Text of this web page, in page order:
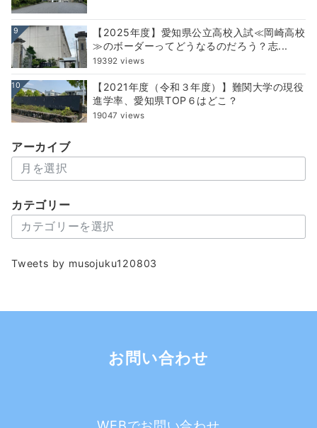
9
【2025年度】愛知県公立高校入試≪岡崎高校
≫のボーダーってどうなるのだろう？志...
19392 views
10
【2021年度（令和３年度）】難関大学の現役
進学率、愛知県TOP６はどこ？
19047 views
アーカイブ
ー
イ
カテゴリー
テ
リ
Tweets by musojuku120803
お問い合わせ
WEBでお問い合わせ